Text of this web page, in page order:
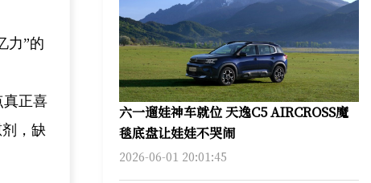
力”的
真正喜
，缺
六一遛娃神车就位 天逸C5 AIRCROSS魔
毯底盘让娃娃不哭闹
2026-06-01 20:01:45